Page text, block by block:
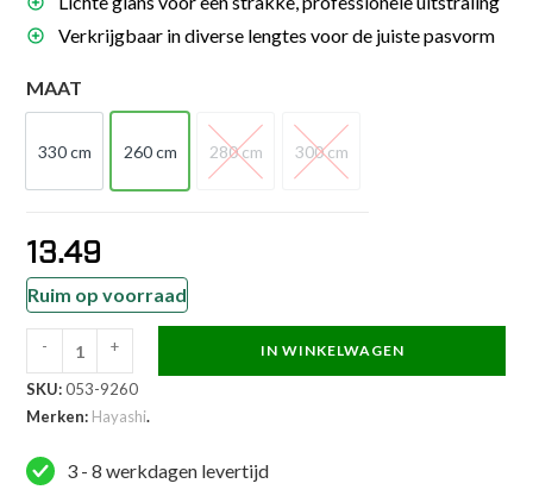
Verkrijgbaar in diverse lengtes voor de juiste pasvorm
MAAT
330 cm
330 cm
260 cm
260 cm
280 cm
280 cm
300 cm
300 cm
13.49
Ruim op voorraad
Hayashi
Karateband
-
Budo
WKF
- + IN WINKELWAGEN
SKU:053-9260
Merken: Hayashi.
3 - 8 werkdagen levertijd